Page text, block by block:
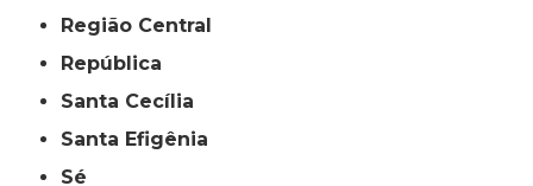
Região Central
República
Santa Cecília
Santa Efigênia
Sé